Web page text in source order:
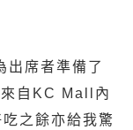
席者準備了
自KC Mall內
之餘亦給我驚